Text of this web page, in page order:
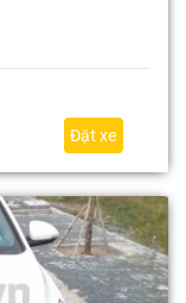
Đặt xe